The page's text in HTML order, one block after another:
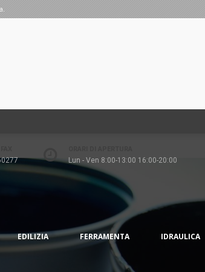
Lun - Ven 8:00-13:00 16:00-20:00
EDILIZIA FERRAMENTA IDRAULICA